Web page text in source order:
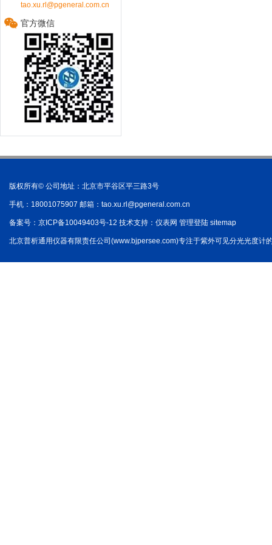
tao.xu.rl@pgeneral.com.cn
官方微信
版权所有© 公司地址：北京市平谷区平三路3号
手机：18001075907 邮箱： tao.xu.rl@pgeneral.com.cn
备案号： 京ICP备10049403号-12 技术支持： 仪表网 管理登陆 sitemap
北京普析通用仪器有限责任公司(www.bjpersee.com)专注于紫外可见分光光度计